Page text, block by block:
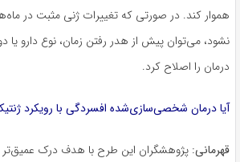
هموار کند. در صورتی که تغییرات ژنی مثبت در
نشود، می‌توان پیش از هدر رفتن زمان، نوع دارو یا
درمان را اصلاح کرد.
آیا درمان شخصی‌سازی‌شده افسردگی با رویکرد
قهرمانی: پژوهشگران این طرح با هدف درک عمیق‌تر